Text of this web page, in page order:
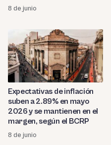
8 de junio
Expectativas de inflación
suben a 2.89% en mayo
2026 y se mantienen en el
margen, según el BCRP
8 de junio